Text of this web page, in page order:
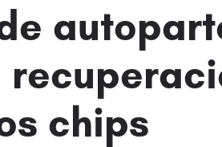
chips